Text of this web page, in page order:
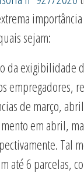
sejam:
da exigibilidade
empregadores,
de março,
em abril,
Tal
até 6 parcelas,